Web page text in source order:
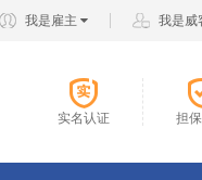
我是雇主 我是威
实名认证 担